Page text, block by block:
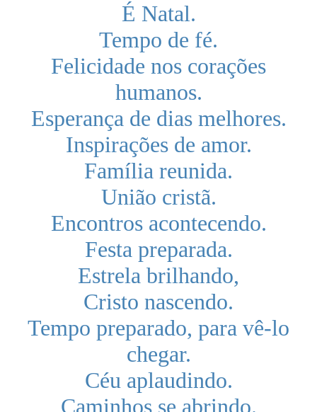
É Natal.
Tempo de fé.
Felicidade nos corações
humanos.
Esperança de dias melhores.
Inspirações de amor.
Família reunida.
União cristã.
Encontros acontecendo.
Festa preparada.
Estrela brilhando,
Cristo nascendo.
Tempo preparado, para vê-lo
chegar.
Céu aplaudindo.
Caminhos se abrindo.